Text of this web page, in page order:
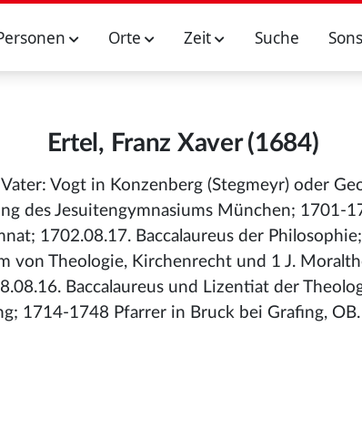
Orte Zeit Suche
Ertel, Franz Xaver (1684)
Vogt in Konzenberg (Stegmeyr) oder
des Jesuitengymnasiums München; 1701-
1702.08.17. Baccalaureus der
von Theologie, Kirchenrecht und 1 J.
Baccalaureus und Lizentiat der
1714-1748 Pfarrer in Bruck bei Grafing, OB.